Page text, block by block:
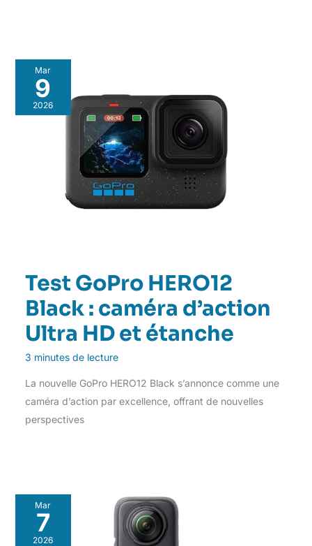
Mar
9
2026
Test GoPro HERO12
Black : caméra d’action
Ultra HD et étanche
3 minutes de lecture
La nouvelle GoPro HERO12 Black s’annonce comme une
caméra d’action par excellence, offrant de nouvelles
perspectives
Mar
7
2026